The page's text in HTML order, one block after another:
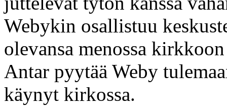
Webykin osallistuu
olevansa menossa
Antar pyytää Weby
käynyt kirkossa.